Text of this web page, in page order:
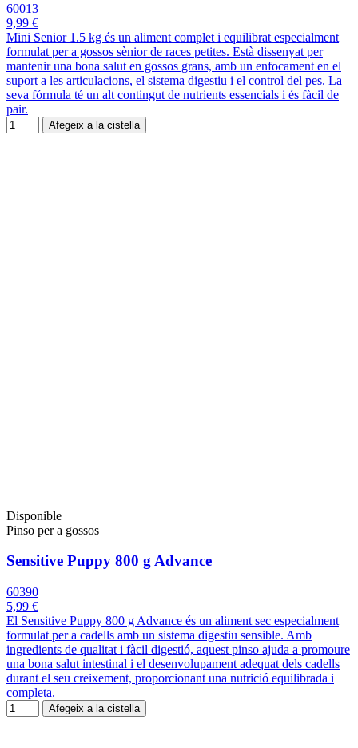
60013
9,99 €
Mini Senior 1.5 kg és un aliment complet i equilibrat especialment
formulat per a gossos sènior de races petites. Està dissenyat per
mantenir una bona salut en gossos grans, amb un enfocament en el
suport a les articulacions, el sistema digestiu i el control del pes. La
seva fórmula té un alt contingut de nutrients essencials i és fàcil de
pair.
Afegeix a la cistella
Disponible
Pinso per a gossos
Sensitive Puppy 800 g Advance
60390
5,99 €
El Sensitive Puppy 800 g Advance és un aliment sec especialment
formulat per a cadells amb un sistema digestiu sensible. Amb
ingredients de qualitat i fàcil digestió, aquest pinso ajuda a promoure
una bona salut intestinal i el desenvolupament adequat dels cadells
durant el seu creixement, proporcionant una nutrició equilibrada i
completa.
Afegeix a la cistella